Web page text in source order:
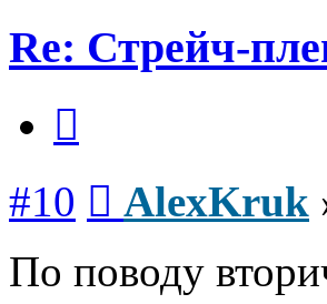
Re: Стрейч-
#10 AlexKruk
По поводу